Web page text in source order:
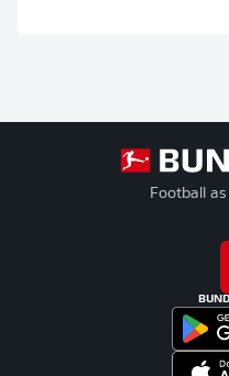
Football